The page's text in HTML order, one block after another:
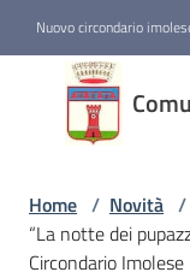
Nuovo circondario
Comune
Amministrazione
Home / Novità /
“La notte dei
Circondario Imolese